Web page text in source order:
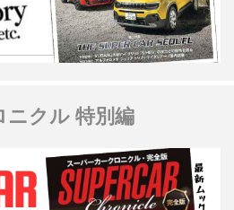
ニクル 特別編